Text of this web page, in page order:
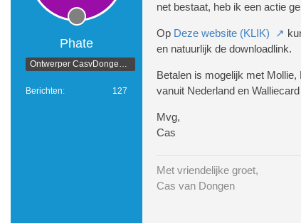
Phate
Berichten 127
net bestaat, heb ik een actie
Op Deze website (KLIK)
en natuurlijk de downloadlink.
Betalen is mogelijk met
vanuit Nederland en
Mvg,
Cas
Met vriendelijke groet,
Cas van Dongen